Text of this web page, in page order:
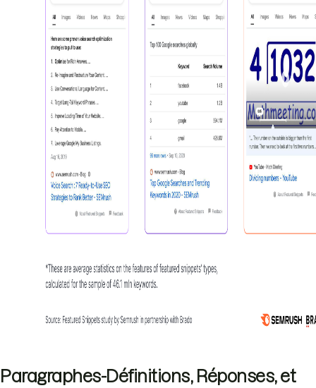
Paragraphes-Définitions, Réponses, et